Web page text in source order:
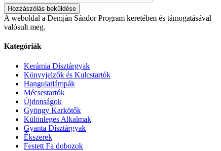
Hozzászólás beküldése
A weboldal a Demján Sándor Program keretében és támogatásával
valósult meg.
Kategóriák
Kerámia Dísztárgyak
Könyvjelzők és Kulcstartók
Hangulatlámpák
Mécsestartók
Újdonságok
Gyöngy Karkötők
Különleges Alkalmak
Gyanta Dísztárgyak
Ékszerek
Festett Fa dobozok